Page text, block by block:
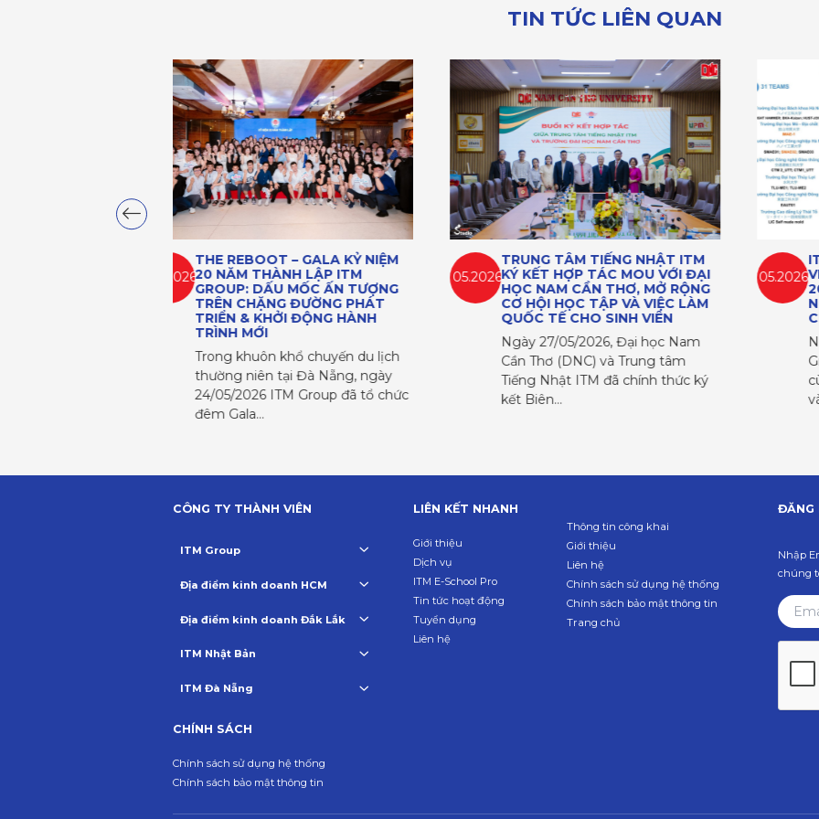
TIN TỨC LIÊN QUAN
05.2026
TRUNG TÂM TIẾNG NHẬT ITM
KÝ KẾT HỢP TÁC MOU VỚI ĐẠI
HỌC NAM CẦN THƠ, MỞ RỘNG
CƠ HỘI HỌC TẬP VÀ VIỆC LÀM
QUỐC TẾ CHO SINH VIÊN
Ngày 27/05/2026, Đại học Nam
Cần Thơ (DNC) và Trung tâm
Tiếng Nhật ITM đã chính thức ký
kết Biên…
05.2026
ITM GROUP ĐỒNG HÀNH CÙNG
VIETNAM MOLD GRAND PRIX
2026 – GÓP PHẦN PHÁT TRIỂN
NGUỒN NHÂN LỰC KỸ THUẬT
CHẤT LƯỢNG CAO
Ngày 11/5/2026 vừa qua, ITM
Group đã tham gia đồng hành
cùng chương trình Hội thảo lần 2
và Công…
CÔNG TY THÀNH VIÊN
ITM Group
Địa điểm kinh doanh HCM
Địa điểm kinh doanh Đắk Lắk
ITM Nhật Bản
ITM Đà Nẵng
CHÍNH SÁCH
Chính sách sử dụng hệ thống
Chính sách bảo mật thông tin
LIÊN KẾT NHANH
Giới thiệu
Dịch vụ
ITM E-School Pro
Tin tức hoạt động
Tuyển dụng
Liên hệ
Thông tin công khai
Giới thiệu
Liên hệ
Chính sách sử dụng hệ thống
Chính sách bảo mật thông tin
Trang chủ
ĐĂNG
Nhập
chúng